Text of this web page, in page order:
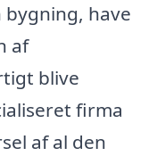
have
af
blive
firma
af al den